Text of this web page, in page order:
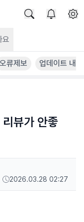
요
오류제보 업데이트 내역
뷰가 안좋
2026.03.28 02:27